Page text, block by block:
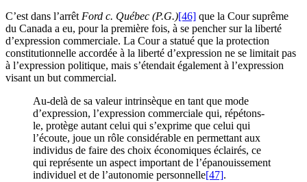
C’est dans l’arrêt Ford c. Québec (P.G.)[46] que la Cour suprême
du Canada a eu, pour la première fois, à se pencher sur la liberté
d’expression commerciale. La Cour a statué que la protection
constitutionnelle accordée à la liberté d’expression ne se limitait pas
à l’expression politique, mais s’étendait également à l’expression
visant un but commercial.
Au-delà de sa valeur intrinsèque en tant que mode
d’expression, l’expression commerciale qui, répétons-
le, protège autant celui qui s’exprime que celui qui
l’écoute, joue un rôle considérable en permettant aux
individus de faire des choix économiques éclairés, ce
qui représente un aspect important de l’épanouissement
individuel et de l’autonomie personnelle[47].